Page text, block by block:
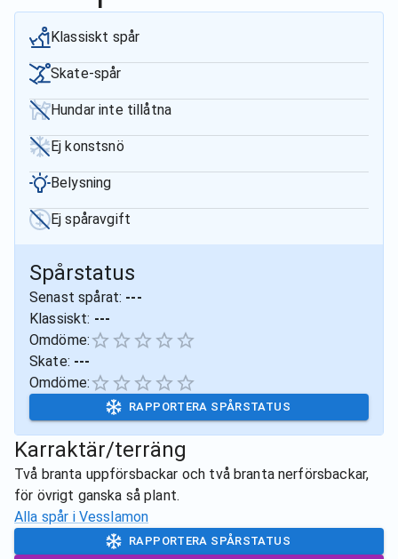
Klassiskt spår
Skate-spår
Hundar inte tillåtna
Ej konstsnö
Belysning
Ej spåravgift
Spårstatus
Senast spårat: ---
Klassiskt: ---
Omdöme:
Skate: ---
Omdöme:
RAPPORTERA SPÅRSTATUS
Karraktär/terräng
Två branta uppförsbackar och två branta nerförsbackar,
för övrigt ganska så plant.
Alla spår i Vesslamon
RAPPORTERA SPÅRSTATUS